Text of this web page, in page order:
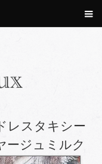
レスタキシー
ージュミルク